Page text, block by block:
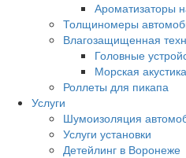
Ароматизаторы
Толщиномеры
Влагозащищенная
Головные
Морская акустика
Роллеты для пикапа
Услуги
Шумоизоляция
Услуги установки
Детейлинг в Воронеже